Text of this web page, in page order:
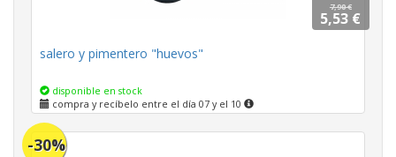
7,90 €
5,53 €
salero y pimentero "huevos"
disponible en stock
compra y recíbelo entre el día 07 y el 10
-30%